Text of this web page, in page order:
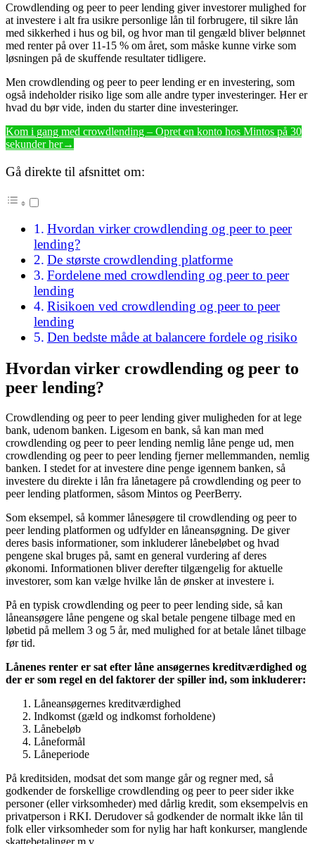
Crowdlending og peer to peer lending giver investorer mulighed for
at investere i alt fra usikre personlige lån til forbrugere, til sikre lån
med sikkerhed i hus og bil, og hvor man til gengæld bliver belønnet
med renter på over 11-15 % om året, som måske kunne virke som
løsningen på de skuffende resultater tidligere.
Men crowdlending og peer to peer lending er en investering, som
også indeholder risiko lige som alle andre typer investeringer. Her er
hvad du bør vide, inden du starter dine investeringer.
Kom i gang med crowdlending – Opret en konto hos Mintos på 30
sekunder her→
Gå direkte til afsnittet om:
Hvordan virker crowdlending og peer to peer
lending?
De største crowdlending platforme
Fordelene med crowdlending og peer to peer
lending
Risikoen ved crowdlending og peer to peer
lending
Den bedste måde at balancere fordele og risiko
Hvordan virker crowdlending og peer to
peer lending?
Crowdlending og peer to peer lending giver muligheden for at lege
bank, udenom banken. Ligesom en bank, så kan man med
crowdlending og peer to peer lending nemlig låne penge ud, men
crowdlending og peer to peer lending fjerner mellemmanden, nemlig
banken. I stedet for at investere dine penge igennem banken, så
investere du direkte i lån fra lånetagere på crowdlending og peer to
peer lending platformen, såsom Mintos og PeerBerry.
Som eksempel, så kommer lånesøgere til crowdlending og peer to
peer lending platformen og udfylder en låneansøgning. De giver
deres basis informationer, som inkluderer lånebeløbet og hvad
pengene skal bruges på, samt en general vurdering af deres
økonomi. Informationen bliver derefter tilgængelig for aktuelle
investorer, som kan vælge hvilke lån de ønsker at investere i.
På en typisk crowdlending og peer to peer lending side, så kan
låneansøgere låne pengene og skal betale pengene tilbage med en
løbetid på mellem 3 og 5 år, med mulighed for at betale lånet tilbage
før tid.
Lånenes renter er sat efter låne ansøgernes kreditværdighed og
der er som regel en del faktorer der spiller ind, som inkluderer:
Låneansøgernes kreditværdighed
Indkomst (gæld og indkomst forholdene)
Lånebeløb
Låneformål
Låneperiode
På kreditsiden, modsat det som mange går og regner med, så
godkender de forskellige crowdlending og peer to peer sider ikke
personer (eller virksomheder) med dårlig kredit, som eksempelvis en
privatperson i RKI. Derudover så godkender de normalt ikke lån til
folk eller virksomheder som for nylig har haft konkurser, manglende
skattebetalinger m.v.